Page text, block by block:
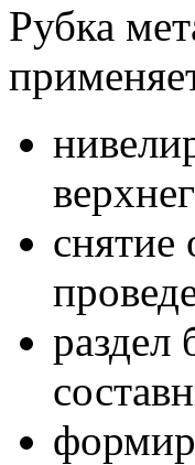
Рубка
снятие
раздел